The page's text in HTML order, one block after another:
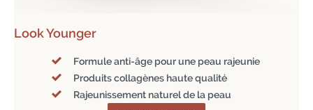
Look Younger
Formule anti-âge pour une peau rajeunie
Produits collagènes haute qualité
Rajeunissement naturel de la peau